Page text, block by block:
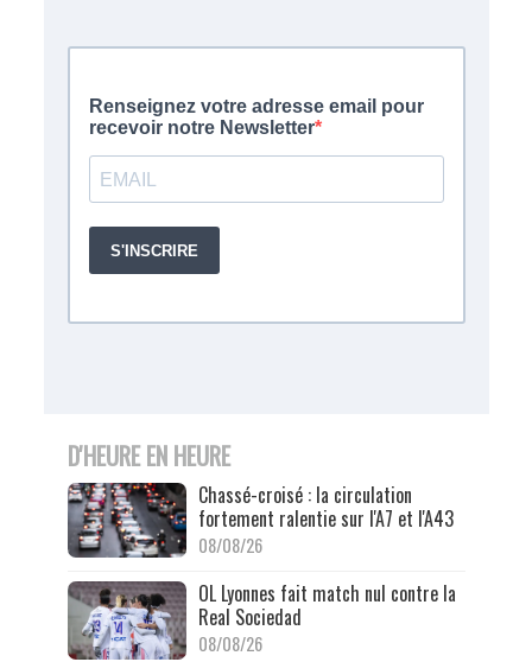
D'HEURE EN HEURE
Chassé-croisé : la circulation
fortement ralentie sur l'A7 et l'A43
08/08/26
OL Lyonnes fait match nul contre la
Real Sociedad
08/08/26